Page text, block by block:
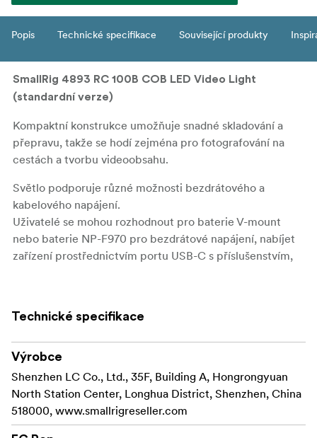
Popis Technické specifikace Související produkty
SmallRig 4893 RC 100B COB LED Video Light
(standardní verze)
Kompaktní konstrukce umožňuje snadné skladování a
přepravu, takže se hodí zejména pro fotografování na
cestách a tvorbu videoobsahu.
Světlo podporuje různé možnosti bezdrátového a
kabelového napájení.
Uživatelé se mohou rozhodnout pro baterie V-mount
nebo baterie NP-F970 pro bezdrátové napájení, nabíjet
zařízení prostřednictvím portu USB-C s příslušenstvím,
přibližně hodinu plného výkonu, což umožňuje
nepřetržité fotografování s rychlou výměnou baterií.
pro efektivní správu světla.
Bezdrátového ovládání světla lze dosáhnout
prostřednictvím aplikace SmallGoGo.
Technické specifikace
Výrobce
Shenzhen LC Co., Ltd., 35F, Building A, Hongrongyuan
North Station Center, Longhua District, Shenzhen, China
518000, www.smallrigreseller.com